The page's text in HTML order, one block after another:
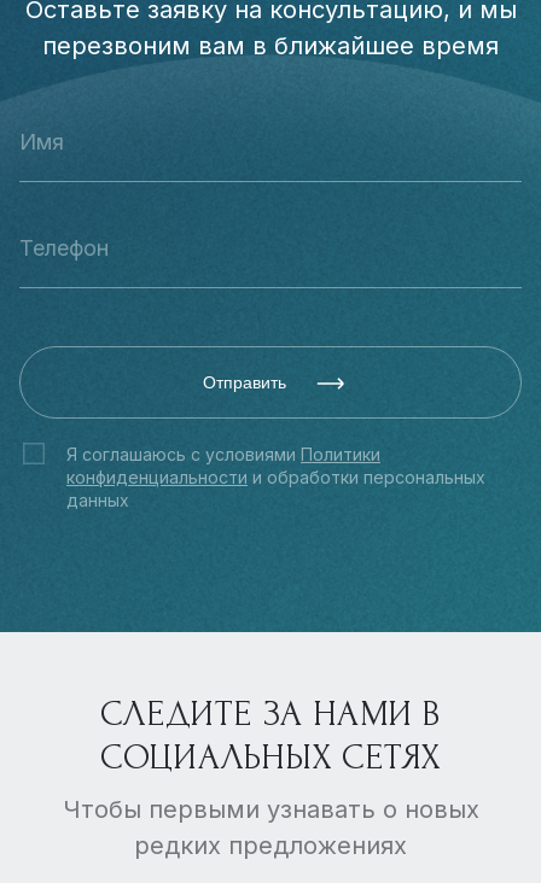
Оставьте заявку на консультацию, и мы
перезвоним вам в ближайшее время
Отправить
Я соглашаюсь с условиями Политики
конфиденциальности и обработки персональных
данных
СЛЕДИТЕ ЗА НАМИ В
СОЦИАЛЬНЫХ СЕТЯХ
Чтобы первыми узнавать о новых
редких предложениях